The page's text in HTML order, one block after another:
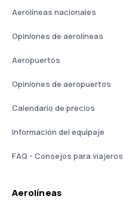
Aerolíneas nacionales
Opiniones de aerolíneas
Aeropuertos
Opiniones de aeropuertos
Calendario de precios
Información del equipaje
FAQ - Consejos para viajeros
Aerolíneas